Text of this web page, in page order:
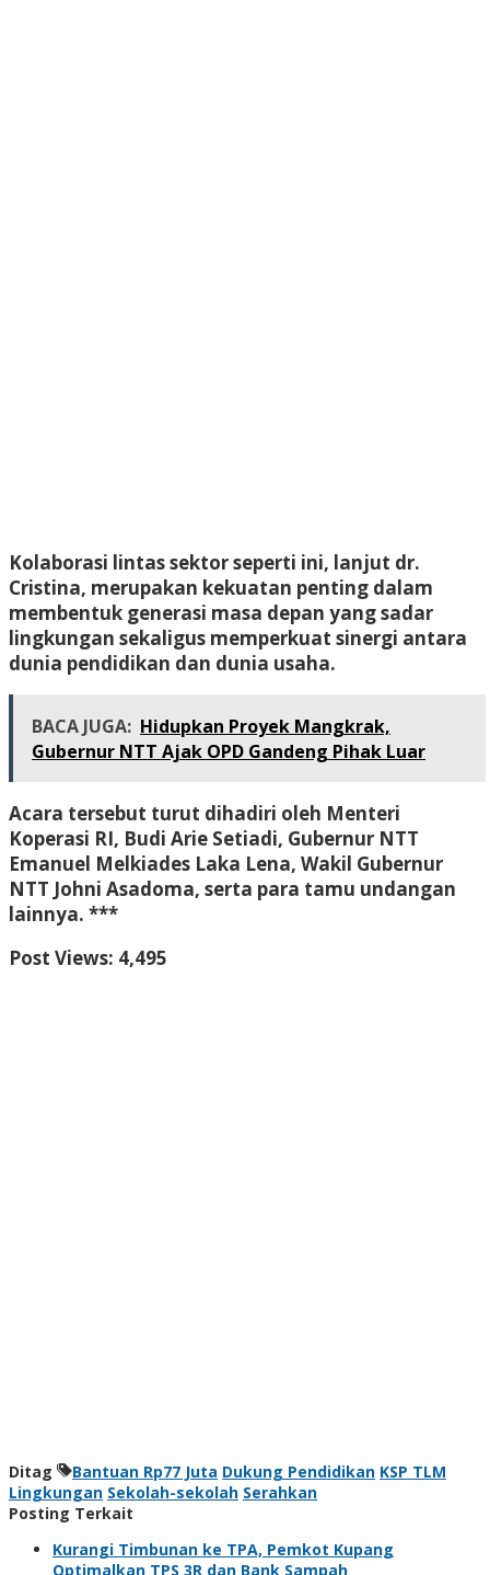
Kolaborasi lintas sektor seperti ini, lanjut dr.
Cristina, merupakan kekuatan penting dalam
membentuk generasi masa depan yang sadar
lingkungan sekaligus memperkuat sinergi antara
dunia pendidikan dan dunia usaha.
BACA JUGA: Hidupkan Proyek Mangkrak,
Gubernur NTT Ajak OPD Gandeng Pihak Luar
Acara tersebut turut dihadiri oleh Menteri
Koperasi RI, Budi Arie Setiadi, Gubernur NTT
Emanuel Melkiades Laka Lena, Wakil Gubernur
NTT Johni Asadoma, serta para tamu undangan
lainnya. ***
Post Views: 4,495
Ditag Bantuan Rp77 Juta Dukung Pendidikan KSP TLM
Lingkungan Sekolah-sekolah Serahkan
Posting Terkait
Kurangi Timbunan ke TPA, Pemkot Kupang
Optimalkan TPS 3R dan Bank Sampah